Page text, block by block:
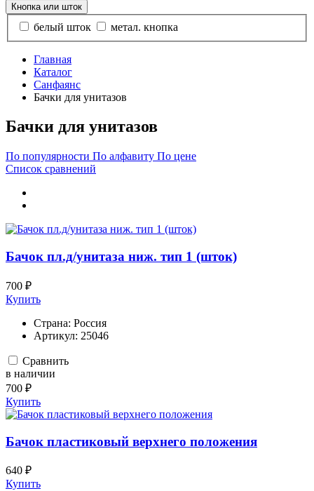
Кнопка или шток
белый шток метал. кнопка
Главная
Каталог
Санфаянс
Бачки для унитазов
Бачки для унитазов
По популярности По алфавиту По цене
Список сравнений
Бачок пл.д/унитаза ниж. тип 1 (шток)
700 ₽
Купить
Страна: Россия
Артикул: 25046
Сравнить
в наличии
700 ₽
Купить
Бачок пластиковый верхнего положения
640 ₽
Купить